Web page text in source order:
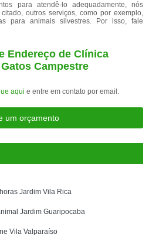
para atendê-lo adequadamente, nós
outros serviços, como por exemplo,
para animais silvestres. Por isso, fale
Endereço de Clínica
Campestre
aqui e entre em contato por email.
um orçamento
Jardim Vila Rica
Jardim Guaripocaba
Vila Valparaíso